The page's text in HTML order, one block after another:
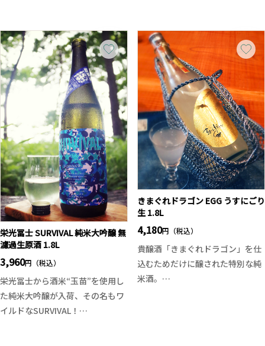
冬季に発売される赤魔斬生原酒の
フレッシュな旨さを「夏に飲む」
をコンセプトに醸された東北銘醸
の意欲作となります。
種麹と新山形酵母を組み合わせて
仕込まれていますので、香りは華
やか、香味バランスも良く、山田
錦特有の味の冴え、コクを味わえ
る酒質に仕上がっています。品質
保持のため極力酸化させないプロ
セスを導入し、さらにフレッシュ
感が増しております。年々酒質の
向上が著しい新藤酒造店の限定酒
です。
栄光冨士 SURVIVAL 純米大吟醸 無
濾過生原酒 1.8L
3,960円（税込）
栄光冨士から酒米“玉苗”を使用し
た純米大吟醸が入荷、その名もワ
イルドなSURVIVAL！
きまぐれドラゴン EGG うすにごり
生 1.8L
4,180円（税込）
貴醸酒「きまぐれドラゴン」を仕
込むためだけに醸された特別な純
米酒。